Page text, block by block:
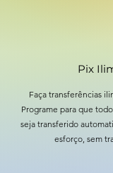
Pix
Faça transferências
Programe para que
seja transferido
esforço, sem